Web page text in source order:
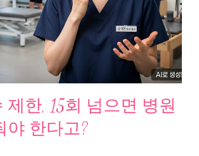
한, 15회 넘으면 병원
야 한다고?